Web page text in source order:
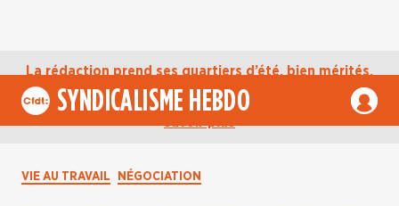
La rédaction prend ses quartiers d’été, bien mérités,
jusqu’au mardi 1er septembre. D’ici là, retrouvez
l’actualité de la CFDT sur notre compte Bluesky. En
SYNDICALISME HEBDO
VIE AU TRAVAIL NÉGOCIATION